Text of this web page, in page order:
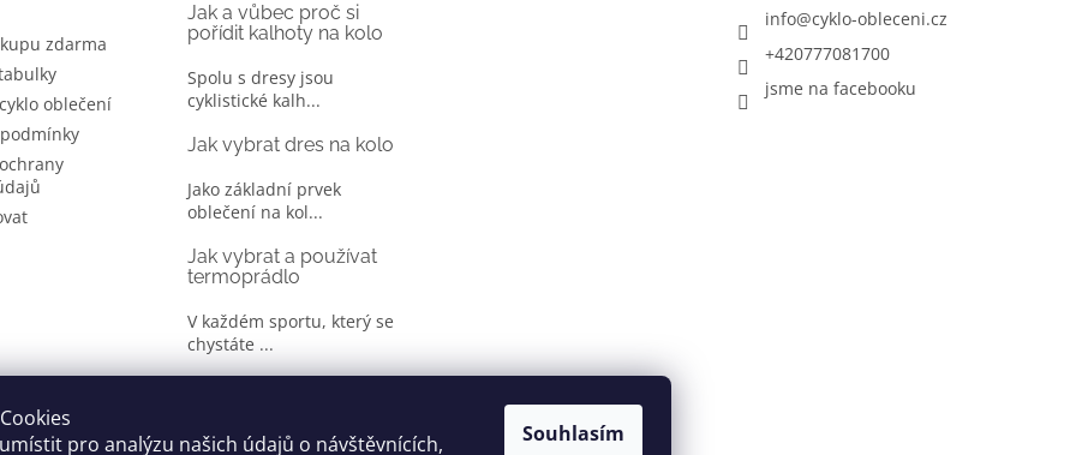
pro analýzu našich údajů o návštěvnících,
Souhlasím
zdarma
oblečení
Jak a vůbec proč si
pořídit kalhoty na kolo
Spolu s dresy jsou
cyklistické kalh...
Jak vybrat dres na kolo
Jako základní prvek
oblečení na kol...
Jak vybrat a používat
termoprádlo
V každém sportu, který se
chystáte ...
info@cyklo-obleceni.cz
+420777081700
jsme na facebooku